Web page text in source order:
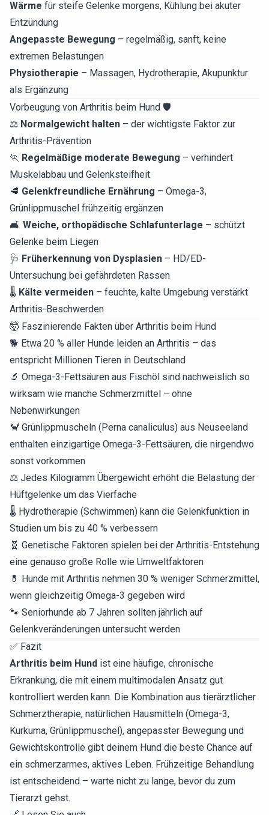
Wärme für steife Gelenke morgens, Kühlung bei akuter
Entzündung
Angepasste Bewegung – regelmäßig, sanft, keine
extremen Belastungen
Physiotherapie – Massagen, Hydrotherapie, Akupunktur
als Ergänzung
Vorbeugung von Arthritis beim Hund 🛡️
⚖️ Normalgewicht halten – der wichtigste Faktor zur
Arthritis-Prävention
🏃 Regelmäßige moderate Bewegung – verhindert
Muskelabbau und Gelenksteifheit
🥩 Gelenkfreundliche Ernährung – Omega-3,
Grünlippmuschel frühzeitig ergänzen
🛋️ Weiche, orthopädische Schlafunterlage – schützt
Gelenke beim Liegen
🩺 Früherkennung von Dysplasien – HD/ED-
Untersuchung bei gefährdeten Rassen
🌡️ Kälte vermeiden – feuchte, kalte Umgebung verstärkt
Arthritis-Beschwerden
🤯 Faszinierende Fakten über Arthritis beim Hund
🐕 Etwa 20 % aller Hunde leiden an Arthritis – das
entspricht Millionen Tieren in Deutschland
🔬 Omega-3-Fettsäuren aus Fischöl sind nachweislich so
wirksam wie manche Schmerzmittel – ohne
Nebenwirkungen
🦀 Grünlippmuscheln (Perna canaliculus) aus Neuseeland
enthalten einzigartige Omega-3-Fettsäuren, die nirgendwo
sonst vorkommen
⚖️ Jedes Kilogramm Übergewicht erhöht die Belastung der
Hüftgelenke um das Vierfache
🌡️ Hydrotherapie (Schwimmen) kann die Gelenkfunktion in
Studien um bis zu 40 % verbessern
🧬 Genetische Faktoren spielen bei der Arthritis-Entstehung
eine genauso große Rolle wie Umweltfaktoren
💊 Hunde mit Arthritis nehmen 30 % weniger Schmerzmittel,
wenn gleichzeitig Omega-3 gegeben wird
🐾 Seniorhunde ab 7 Jahren sollten jährlich auf
Gelenkveränderungen untersucht werden
✅ Fazit
Arthritis beim Hund ist eine häufige, chronische
Erkrankung, die mit einem multimodalen Ansatz gut
kontrolliert werden kann. Die Kombination aus tierärztlicher
Schmerztherapie, natürlichen Hausmitteln (Omega-3,
Kurkuma, Grünlippmuschel), angepasster Bewegung und
Gewichtskontrolle gibt deinem Hund die beste Chance auf
ein schmerzarmes, aktives Leben. Frühzeitige Behandlung
ist entscheidend – warte nicht zu lange, bevor du zum
Tierarzt gehst.